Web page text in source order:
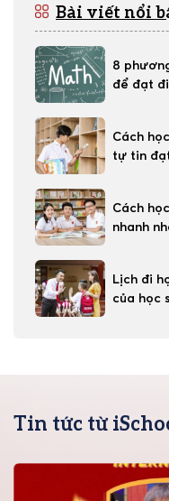
Bài viết nổi
8
để đạt
Cách
tự tin
Cách
nhanh
Lịch đi
của học
Tin tức từ